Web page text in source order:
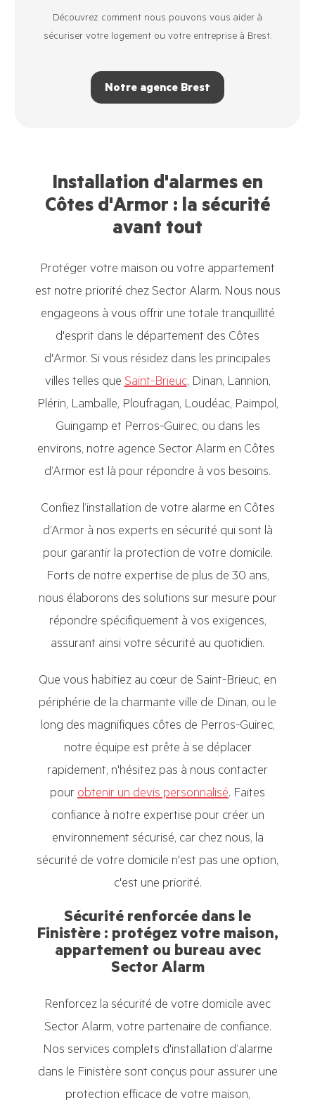
Découvrez comment nous pouvons vous aider à
sécuriser votre logement ou votre entreprise à Brest.
Notre agence Brest
Installation d'alarmes en
Côtes d'Armor : la sécurité
avant tout
Protéger votre maison ou votre appartement
est notre priorité chez Sector Alarm. Nous nous
engageons à vous offrir une totale tranquillité
d'esprit dans le département des Côtes
d'Armor. Si vous résidez dans les principales
villes telles queSaint-Brieuc, Dinan, Lannion,
Plérin, Lamballe, Ploufragan, Loudéac, Paimpol,
Guingamp et Perros-Guirec, ou dans les
environs, notre agence Sector Alarm en Côtes
d’Armor est là pour répondre à vos besoins.
Confiez l’installation de votre alarme en Côtes
d’Armor à nos experts en sécurité qui sont là
pour garantir la protection de votre domicile.
Forts de notre expertise de plus de 30 ans,
nous élaborons des solutions sur mesure pour
répondre spécifiquement à vos exigences,
assurant ainsi votre sécurité au quotidien.
Que vous habitiez au cœur de Saint-Brieuc, en
périphérie de la charmante ville de Dinan, ou le
long des magnifiques côtes de Perros-Guirec,
notre équipe est prête à se déplacer
rapidement, n'hésitez pas à nous contacter
pour obtenir un devis personnalisé. Faites
confiance à notre expertise pour créer un
environnement sécurisé, car chez nous, la
sécurité de votre domicile n'est pas une option,
c'est une priorité.
Sécurité renforcée dans le
Finistère : protégez votre maison,
appartement ou bureau avec
Sector Alarm
Renforcez la sécurité de votre domicile avec
Sector Alarm, votre partenaire de confiance.
Nos services complets d'installation d’alarme
dans le Finistère sont conçus pour assurer une
protection efficace de votre maison,